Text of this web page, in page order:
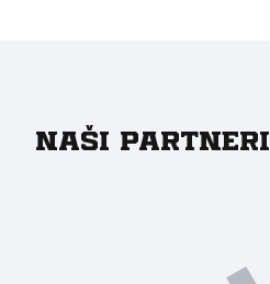
Naši partneri